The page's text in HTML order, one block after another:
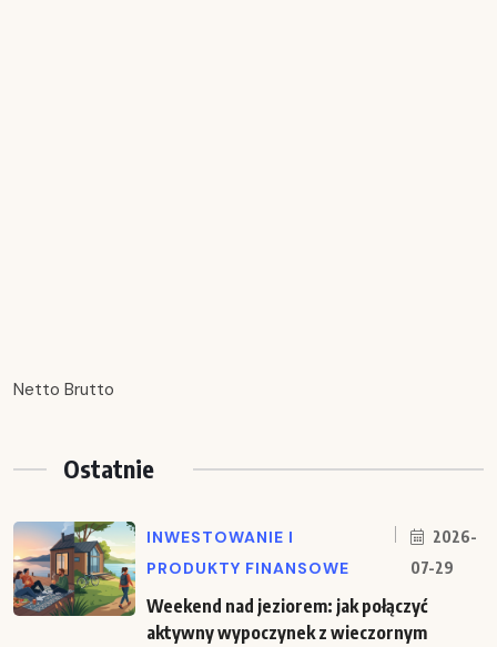
Netto Brutto
Ostatnie
INWESTOWANIE I
PRODUKTY FINANSOWE
2026-
07-29
Weekend nad jeziorem: jak połączyć
aktywny wypoczynek z wieczornym